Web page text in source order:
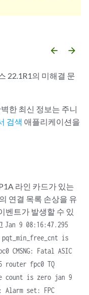
arrow_backward arrow_forward
22.1R1의 미해결 문
한 최신 정보는 주니
검색 애플리케이션을
라인 카드가 있는
연결 목록 손상을 유
벤트가 발생할 수 있
Jan 9 08:16:47.295
is
CMSNG: Fatal ASIC
router fpc0 TQ
count is zero jan 9
Alarm set: FPC